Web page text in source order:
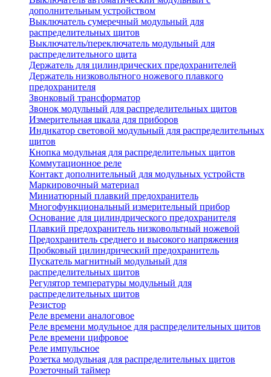
дополнительным устройством
Выключатель сумеречный модульный для
распределительных щитов
Выключатель/переключатель модульный для
распределительного щита
Держатель для цилиндрических предохранителей
Держатель низковольтного ножевого плавкого
предохранителя
Звонковый трансформатор
Звонок модульный для распределительных щитов
Измерительная шкала для приборов
Индикатор световой модульный для распределительных
щитов
Кнопка модульная для распределительных щитов
Коммутационное реле
Контакт дополнительный для модульных устройств
Маркировочный материал
Миниатюрный плавкий предохранитель
Многофункциональный измерительный прибор
Основание для цилиндрического предохранителя
Плавкий предохранитель низковольтный ножевой
Предохранитель среднего и высокого напряжения
Пробковый цилиндрический предохранитель
Пускатель магнитный модульный для
распределительных щитов
Регулятор температуры модульный для
распределительных щитов
Резистор
Реле времени аналоговое
Реле времени модульное для распределительных щитов
Реле времени цифровое
Реле импульсное
Розетка модульная для распределительных щитов
Розеточный таймер